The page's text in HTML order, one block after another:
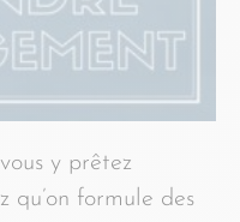
y prêtez
qu’on formule des